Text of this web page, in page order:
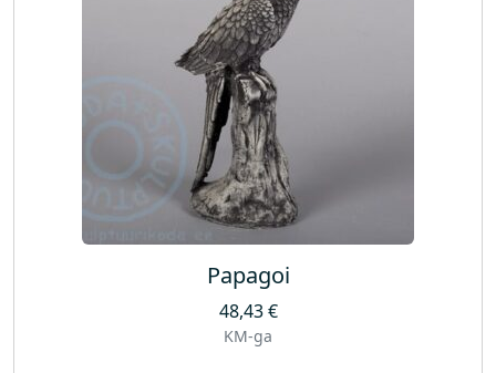
Papagoi
48,43€
KM-ga